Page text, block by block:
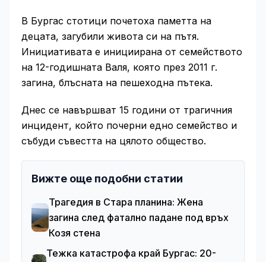
В Бургас стотици почетоха паметта на
децата, загубили живота си на пътя.
Инициативата е инициирана от семейството
на 12-годишната Валя, която през 2011 г.
загина, блъсната на пешеходна пътека.
Днес се навършват 15 години от трагичния
инцидент, който почерни едно семейство и
събуди съвестта на цялото общество.
Вижте още подобни статии
Трагедия в Стара планина: Жена
загина след фатално падане под връх
Козя стена
Тежка катастрофа край Бургас: 20-